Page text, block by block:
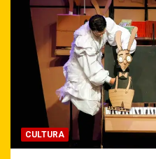
CULTURA